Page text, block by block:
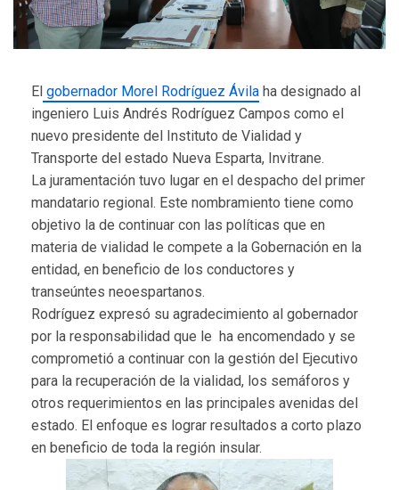
El gobernador Morel Rodríguez Ávila ha designado al
ingeniero Luis Andrés Rodríguez Campos como el
nuevo presidente del Instituto de Vialidad y
Transporte del estado Nueva Esparta, Invitrane.
La juramentación tuvo lugar en el despacho del primer
mandatario regional. Este nombramiento tiene como
objetivo la de continuar con las políticas que en
materia de vialidad le compete a la Gobernación en la
entidad, en beneficio de los conductores y
transeúntes neoespartanos.
Rodríguez expresó su agradecimiento al gobernador
por la responsabilidad que le ha encomendado y se
comprometió a continuar con la gestión del Ejecutivo
para la recuperación de la vialidad, los semáforos y
otros requerimientos en las principales avenidas del
estado. El enfoque es lograr resultados a corto plazo
en beneficio de toda la región insular.